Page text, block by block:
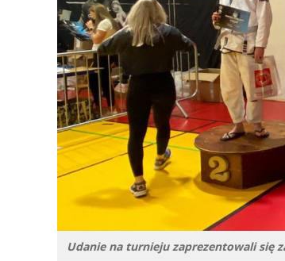
Udanie na turnieju zaprezentowali się